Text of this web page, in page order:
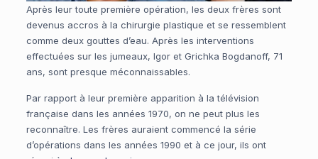
Après leur toute première opération, les deux frères sont
devenus accros à la chirurgie plastique et se ressemblent
comme deux gouttes d’eau. Après les interventions
effectuées sur les jumeaux, Igor et Grichka Bogdanoff, 71
ans, sont presque méconnaissables.
Par rapport à leur première apparition à la télévision
française dans les années 1970, on ne peut plus les
reconnaître. Les frères auraient commencé la série
d’opérations dans les années 1990 et à ce jour, ils ont